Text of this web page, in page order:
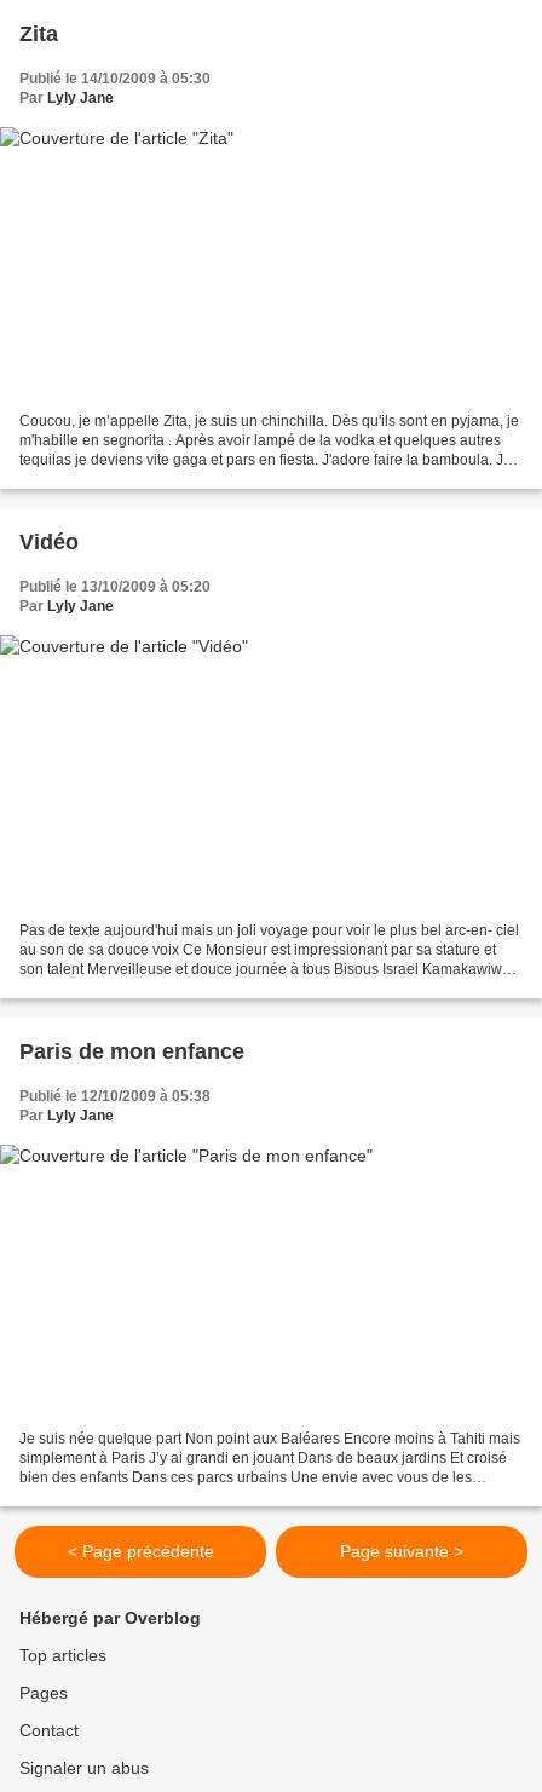
Zita
Publié le 14/10/2009 à 05:30
Par Lyly Jane
Coucou, je m’appelle Zita, je suis un chinchilla. Dès qu'ils sont en pyjama, je
m'habille en segnorita . Après avoir lampé de la vodka et quelques autres
tequilas je deviens vite gaga et pars en fiesta. J'adore faire la bamboula. Je
Vidéo
Publié le 13/10/2009 à 05:20
Par Lyly Jane
Pas de texte aujourd'hui mais un joli voyage pour voir le plus bel arc-en- ciel
au son de sa douce voix Ce Monsieur est impressionant par sa stature et
son talent Merveilleuse et douce journée à tous Bisous Israel Kamakawiwo
Paris de mon enfance
Publié le 12/10/2009 à 05:38
Par Lyly Jane
Je suis née quelque part Non point aux Baléares Encore moins à Tahiti mais
simplement à Paris J’y ai grandi en jouant Dans de beaux jardins Et croisé
bien des enfants Dans ces parcs urbains Une envie avec vous de les
< Page précédente Page suivante >
Hébergé par Overblog
Top articles
Pages
Contact
Signaler un abus